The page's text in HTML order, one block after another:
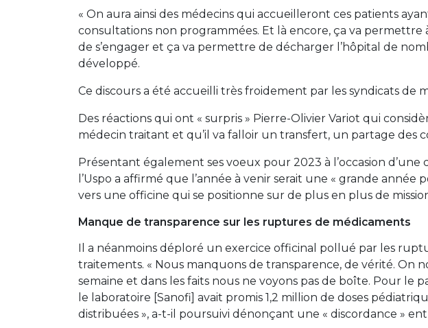
« On aura ainsi des médecins qui accueilleront ces patients
consultations non programmées. Et là encore, ça va permettre
de s’engager et ça va permettre de décharger l’hôpital de
développé.
Ce discours a été accueilli très froidement par les syndicats de
Des réactions qui ont « surpris » Pierre-Olivier Variot qui
médecin traitant et qu’il va falloir un transfert, un partage des
Présentant également ses voeux pour 2023 à l’occasion
l’Uspo a affirmé que l’année à venir serait une « grande
vers une officine qui se positionne sur de plus en plus de
Manque de transparence sur les ruptures de médicaments
Il a néanmoins déploré un exercice officinal pollué par les
traitements. « Nous manquons de transparence, de vérité. On
semaine et dans les faits nous ne voyons pas de boîte. Pour le
le laboratoire [Sanofi] avait promis 1,2 million de doses
distribuées », a-t-il poursuivi dénonçant une « discordance »